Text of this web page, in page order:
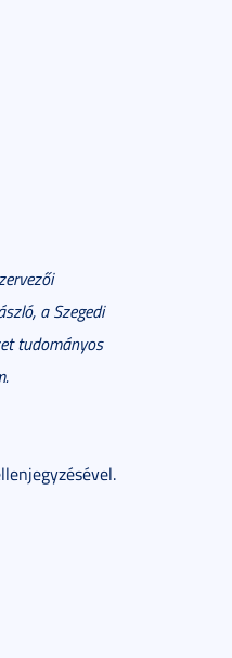
a Szegedi
tudományos